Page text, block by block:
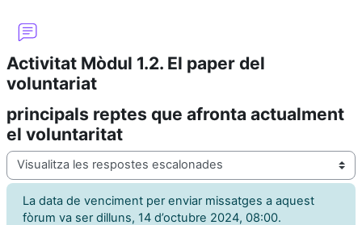
Activitat Mòdul 1.2. El paper del
voluntariat
principals reptes que afronta actualment
el voluntaritat
Mode de visualització
La data de venciment per enviar missatges a aquest
fòrum va ser dilluns, 14 d’octubre 2024, 08:00.